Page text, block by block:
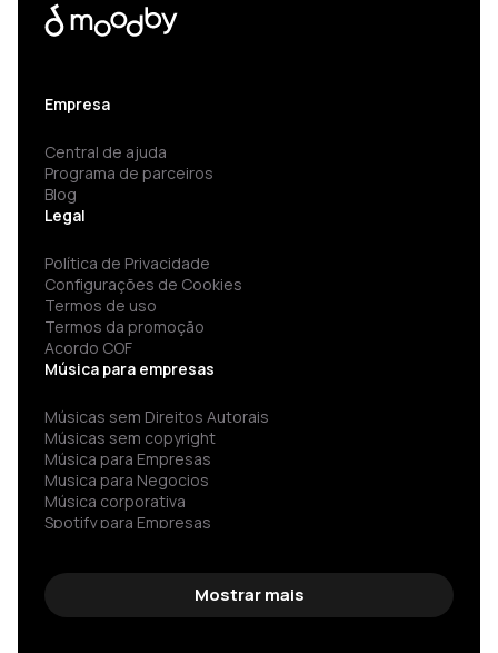
Empresa
Central de ajuda
Programa de parceiros
Blog
Legal
Política de Privacidade
Configurações de Cookies
Termos de uso
Termos da promoção
Acordo COF
Música para empresas
Músicas sem Direitos Autorais
Músicas sem copyright
Música para Empresas
Musica para Negocios
Música corporativa
Spotify para Empresas
Música para bares
Música livre de direitos autorais
Mostrar mais